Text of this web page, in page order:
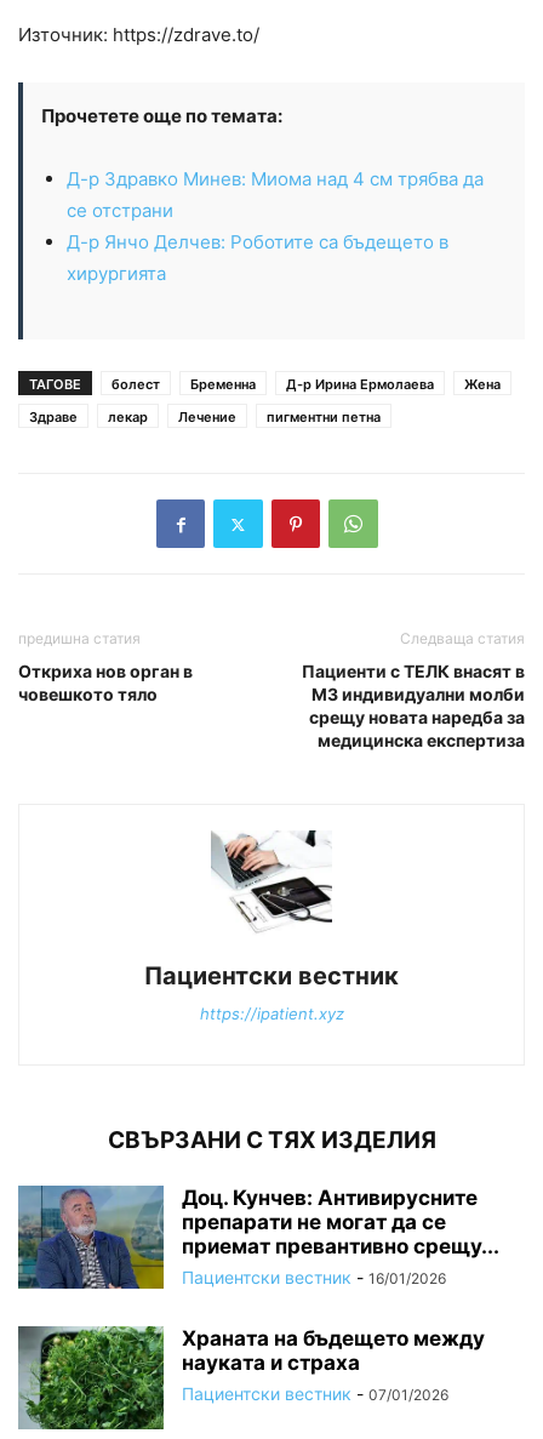
Източник: https://zdrave.to/
Прочетете още по темата:
Д-р Здравко Минев: Миома над 4 см трябва да
се отстрани
Д-р Янчо Делчев: Роботите са бъдещето в
хирургията
ТАГОВЕ болест Бременна Д-р Ирина Ермолаева
Жена
Здраве
лекар Лечение пигментни петна
предишна статия
Откриха нов орган в
човешкото тяло
Следваща статия
Пациенти с ТЕЛК внасят в
МЗ индивидуални молби
срещу новата наредба за
медицинска експертиза
Пациентски вестник
https://ipatient.xyz
СВЪРЗАНИ С ТЯХ ИЗДЕЛИЯ
Доц. Кунчев: Антивирусните
препарати не могат да се
приемат превантивно срещу...
Пациентски вестник - 16/01/2026
Храната на бъдещето между
науката и страха
Пациентски вестник - 07/01/2026